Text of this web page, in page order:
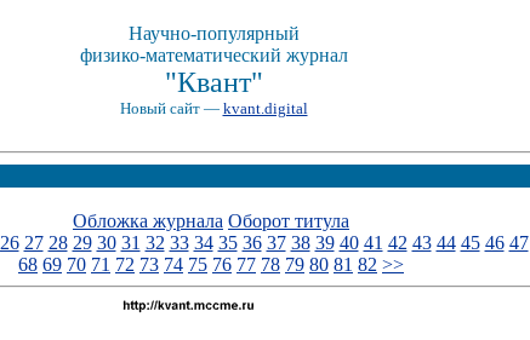
Научно-популярный
физико-математический журнал
"Квант"
Новый сайт — kvant.digital
Обложка журнала Оборот титула
26 27 28 29 30 31 32 33 34 35 36 37 38 39 40 41 42 43 44 45 46 47
68 69 70 71 72 73 74 75 76 77 78 79 80 81 82 >>